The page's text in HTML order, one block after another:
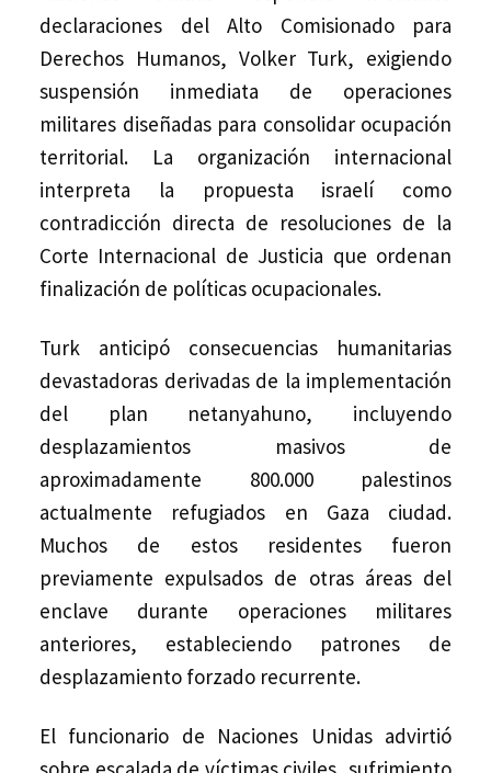
declaraciones del Alto Comisionado para
Derechos Humanos, Volker Turk, exigiendo
suspensión inmediata de operaciones
militares diseñadas para consolidar ocupación
territorial. La organización internacional
interpreta la propuesta israelí como
contradicción directa de resoluciones de la
Corte Internacional de Justicia que ordenan
finalización de políticas ocupacionales.
Turk anticipó consecuencias humanitarias
devastadoras derivadas de la implementación
del plan netanyahuno, incluyendo
desplazamientos masivos de
aproximadamente 800.000 palestinos
actualmente refugiados en Gaza ciudad.
Muchos de estos residentes fueron
previamente expulsados de otras áreas del
enclave durante operaciones militares
anteriores, estableciendo patrones de
desplazamiento forzado recurrente.
El funcionario de Naciones Unidas advirtió